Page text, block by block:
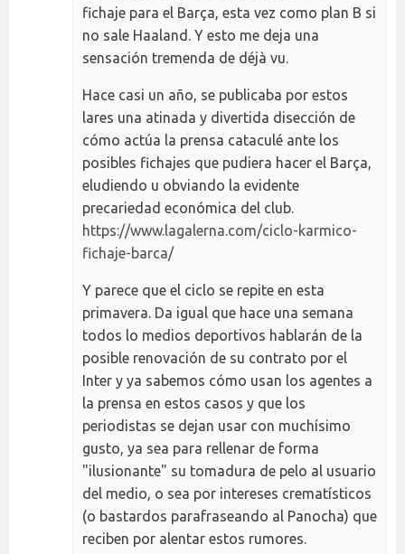
fichaje para el Barça, esta vez como plan B si
no sale Haaland. Y esto me deja una
sensación tremenda de déjà vu.
Hace casi un año, se publicaba por estos
lares una atinada y divertida disección de
cómo actúa la prensa cataculé ante los
posibles fichajes que pudiera hacer el Barça,
eludiendo u obviando la evidente
precariedad económica del club.
https://www.lagalerna.com/ciclo-karmico-
fichaje-barca/
Y parece que el ciclo se repite en esta
primavera. Da igual que hace una semana
todos lo medios deportivos hablarán de la
posible renovación de su contrato por el
Inter y ya sabemos cómo usan los agentes a
la prensa en estos casos y que los
periodistas se dejan usar con muchísimo
gusto, ya sea para rellenar de forma
"ilusionante" su tomadura de pelo al usuario
del medio, o sea por intereses crematísticos
(o bastardos parafraseando al Panocha) que
reciben por alentar estos rumores.